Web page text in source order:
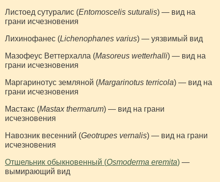
Листоед сутуралис (Entomoscelis suturalis) — вид на
грани исчезновения
Лихинофанес (Lichenophanes varius) — уязвимый вид
Мазофеус Веттерхалла (Masoreus wetterhalli) — вид на
грани исчезновения
Маргаринотус земляной (Margarinotus terricola) — вид на
грани исчезновения
Мастакс (Mastax thermarum) — вид на грани
исчезновения
Навозник весенний (Geotrupes vernalis) — вид на грани
исчезновения
Отшельник обыкновенный (Osmoderma eremita) —
вымирающий вид